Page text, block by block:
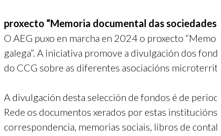
proxecto “Memoria documental das sociedades
O AEG puxo en marcha en 2024 o proxecto
galega”. A iniciativa promove a divulgación dos
do CCG sobre as diferentes asociacións
A divulgación desta selección de fondos é de
Rede os documentos xerados por estas
correspondencia, memorias sociais, libros de